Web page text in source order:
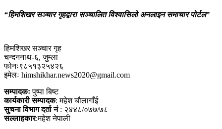
“हिमशिखर सञ्चार गृहद्वारा सञ्चालित विश्वासिलो अनलाइन समाचार पोर्टल”
हिमशिखर सञ्चार गृह
चन्दननाथ-६, जुम्ला
फोनः९८५१३२५४२६
इमेलः himshikhar.news2020@gmail.com
सम्पादकःपुष्पा बिष्ट
कार्यकारी सम्पादक: महेश चौलागाँई
सुचना विभाग दर्ता नं: २४४८/०७७/७८
सल्लाहकार:महेश नेपाली